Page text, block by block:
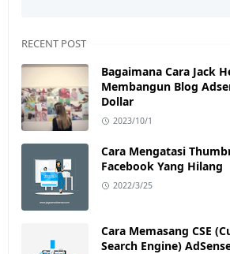
RECENT POST
Bagaimana Cara Jack
Membangun Blog
Dollar
2023/10/1
Cara Mengatasi
Facebook Yang Hilang
2022/3/25
Cara Memasang CSE
Search Engine)